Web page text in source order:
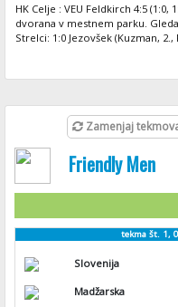
HK Celje : VEU Feldkirch 4:5 (1:0,
dvorana v mestnem parku.
Strelci: 1:0 Jezovšek (Kuzman, 2.,
Zamenjaj
Friendly Men
tekma št. 1,
Slovenija
Madžarska